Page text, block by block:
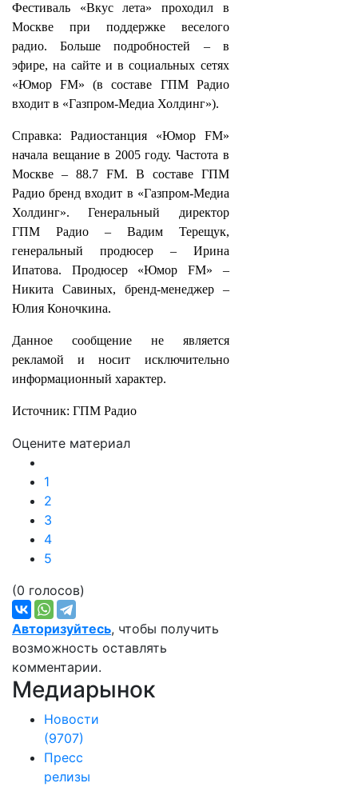
Фестиваль «Вкус лета» проходил в
Москве при поддержке веселого
радио. Больше подробностей – в
эфире, на сайте и в социальных сетях
«Юмор FM» (в составе ГПМ Радио
входит в «Газпром-Медиа Холдинг»).
Справка: Радиостанция «Юмор FM»
начала вещание в 2005 году. Частота в
Москве – 88.7 FM. В составе ГПМ
Радио бренд входит в «Газпром-Медиа
Холдинг». Генеральный директор
ГПМ Радио – Вадим Терещук,
генеральный продюсер – Ирина
Ипатова. Продюсер «Юмор FM» –
Никита Савиных, бренд-менеджер –
Юлия Коночкина.
Данное сообщение не является
рекламой и носит исключительно
информационный характер.
Источник: ГПМ Радио
Оцените материал
1
2
3
4
5
(0 голосов)
Авторизуйтесь, чтобы получить
возможность оставлять
комментарии.
Медиарынок
Новости
(9707)
Пресс
релизы